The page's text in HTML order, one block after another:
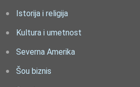
Istorija i religija
Kultura i umetnost
Severna Amerika
Šou biznis